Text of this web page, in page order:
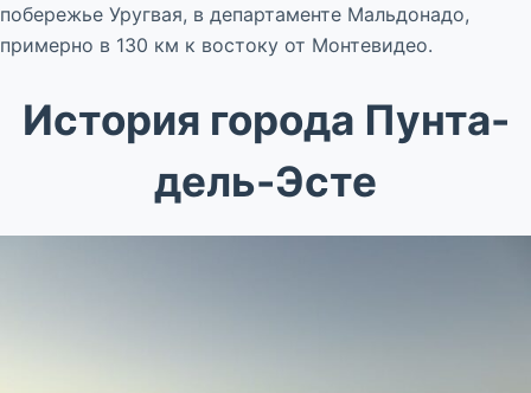
побережье Уругвая, в департаменте Мальдонадо,
примерно в 130 км к востоку от Монтевидео.
История города Пунта-
дель-Эсте